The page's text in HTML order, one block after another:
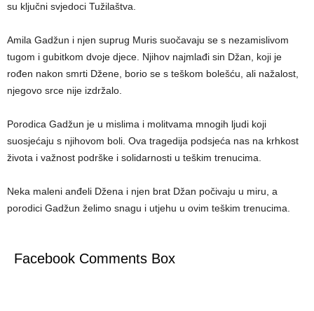
su ključni svjedoci Tužilaštva.
Amila Gadžun i njen suprug Muris suočavaju se s nezamislivom
tugom i gubitkom dvoje djece. Njihov najmlađi sin Džan, koji je
rođen nakon smrti Džene, borio se s teškom bolešću, ali nažalost,
njegovo srce nije izdržalo.
Porodica Gadžun je u mislima i molitvama mnogih ljudi koji
suosjećaju s njihovom boli. Ova tragedija podsjeća nas na krhkost
života i važnost podrške i solidarnosti u teškim trenucima.
Neka maleni anđeli Džena i njen brat Džan počivaju u miru, a
porodici Gadžun želimo snagu i utjehu u ovim teškim trenucima.
Facebook Comments Box